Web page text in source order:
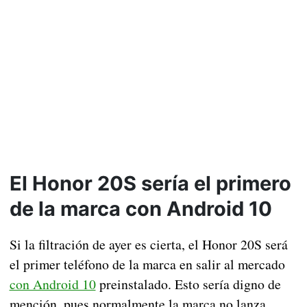
El Honor 20S sería el primero
de la marca con Android 10
Si la filtración de ayer es cierta, el Honor 20S será
el primer teléfono de la marca en salir al mercado
con Android 10preinstalado. Esto sería digno de